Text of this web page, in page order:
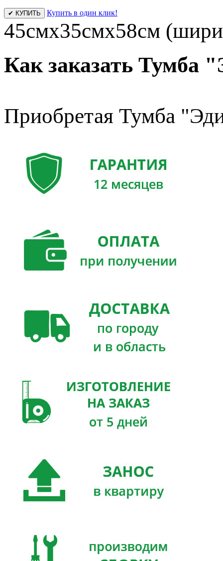
✔ КУПИТЬ Купить в один клик!
45смх35смх58см
Как заказать Тумба
Приобретая Тумба